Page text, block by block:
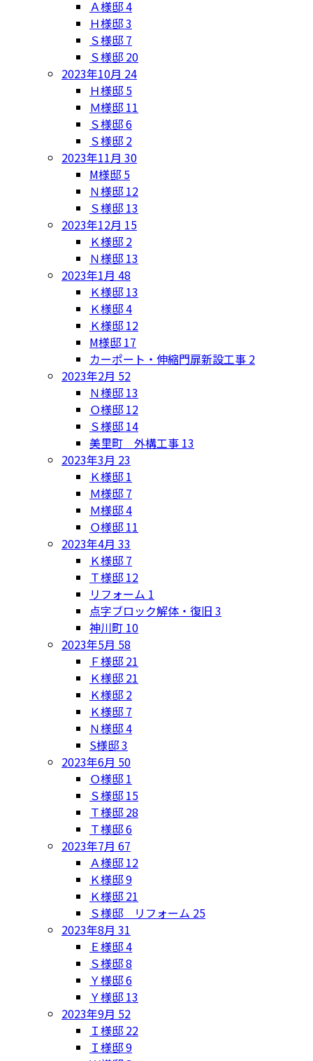
Ａ様邸4
Ｈ様邸3
Ｓ様邸 7
Ｓ様邸 20
2023年10月 24
Ｈ様邸 5
Ｍ様邸 11
Ｓ様邸6
Ｓ様邸 2
2023年11月 30
M様邸 5
Ｎ様邸 12
Ｓ様邸 13
2023年12月 15
Ｋ様邸 2
Ｎ様邸 13
2023年1月 48
Ｋ様邸 13
Ｋ様邸4
Ｋ様邸 12
M様邸 17
カーポート・伸縮門扉新設工事 2
2023年2月 52
Ｎ様邸 13
Ｏ様邸 12
Ｓ様邸 14
美里町 外構工事 13
2023年3月 23
Ｋ様邸 1
Ｍ様邸 7
Ｍ様邸4
Ｏ様邸 11
2023年4月 33
Ｋ様邸 7
Ｔ様邸 12
リフォーム 1
点字ブロック解体・復旧 3
神川町 10
2023年5月 58
Ｆ様邸 21
Ｋ様邸 21
Ｋ様邸 2
Ｋ様邸 7
Ｎ様邸4
S様邸3
2023年6月 50
Ｏ様邸 1
Ｓ様邸 15
Ｔ様邸 28
Ｔ様邸6
2023年7月 67
Ａ様邸 12
Ｋ様邸9
Ｋ様邸 21
Ｓ様邸 リフォーム 25
2023年8月 31
Ｅ様邸4
Ｓ様邸8
Ｙ様邸6
Ｙ様邸 13
2023年9月 52
Ｉ様邸 22
Ｉ様邸9